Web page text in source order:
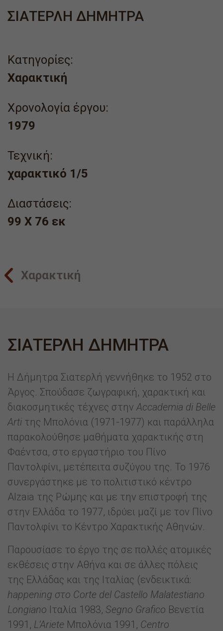
ΣΙΑΤΕΡΛΗ ΔΗΜΗΤΡΑ
Κατηγορίες:
Χαρακτική
Χρονολογία έργου:
1979
Τεχνική:
χαρακτικό 1/5
Διαστάσεις:
99 X 76 εκ
Χαρακτική
ΣΙΑΤΕΡΛΗ ΔΗΜΗΤΡΑ
Η Δήμητρα Σιατερλή γεννήθηκε το 1952 στο
Άργος. Σπούδασε ζωγραφική, χαρακτική και
διακοσμητικές τέχνες στηνAccademia di Belle
Arti της Μπολόνια (1971-1977) και παράλληλα
παρακολούθησε μαθήματα χαρακτικής στη
Φαέντσα, στο εργαστήριο του Πίνο
Παντολφίνι, μετέπειτα συζύγου της. Το 1976
συνεργάστηκε με το πολιτιστικό κέντρο
Alzaia της Ρώμης και με την επιστροφή της
στην Ελλάδα το 1977, ιδρύει μαζί με τον Πίνο
Παντολφίνι το Κέντρο Χαρακτικής Αθηνών.
Παρουσίασε το έργο της σε πολλές ατομικές
εκθέσεις στην Αθήνα και σε άλλες πόλεις
της Ελλάδας και της Ιταλίας (ενδεικτικά:
happening στο Corte del Castello Malatestiano
Longiano Ιταλία 1983, Segno Grafico Βενετία
1991, L’Ariete Μπολόνια 1991, Centro